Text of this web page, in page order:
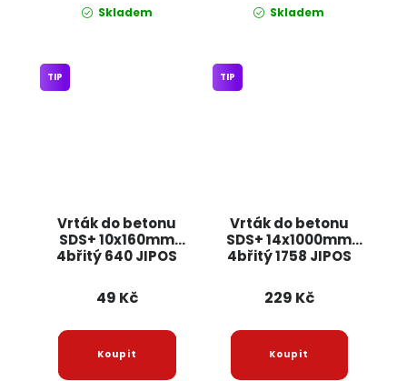
Skladem Skladem
Vrták do betonu
SDS+ 10x160mm
4břitý 640 JIPOS
TIP
49 Kč
Vrták do betonu
SDS+ 14x1000mm
4břitý 1758 JIPOS
TIP
229 Kč